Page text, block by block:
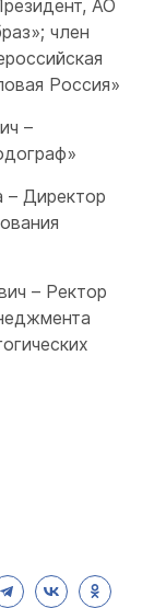
АО
член
Россия»
–
Директор
– Ректор